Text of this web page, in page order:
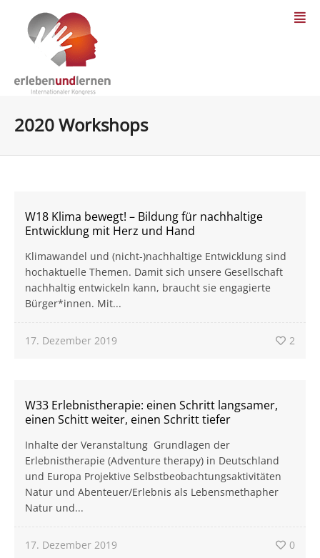
2020 Workshops
W18 Klima bewegt! – Bildung für nachhaltige
Entwicklung mit Herz und Hand
Klimawandel und (nicht-)nachhaltige Entwicklung sind
hochaktuelle Themen. Damit sich unsere Gesellschaft
nachhaltig entwickeln kann, braucht sie engagierte
Bürger*innen. Mit...
17. Dezember 2019 2
W33 Erlebnistherapie: einen Schritt langsamer,
einen Schitt weiter, einen Schritt tiefer
Inhalte der Veranstaltung Grundlagen der
Erlebnistherapie (Adventure therapy) in Deutschland
und Europa Projektive Selbstbeobachtungsaktivitäten
Natur und Abenteuer/Erlebnis als Lebensmethapher
Natur und...
17. Dezember 2019 0